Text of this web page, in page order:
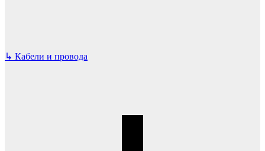
↳ Кабели и провода